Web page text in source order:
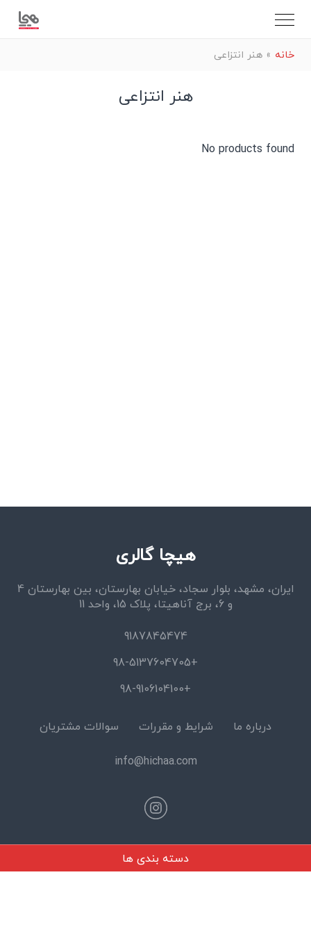
خانه » هنر انتزاعی
هنر انتزاعی
دسته بندی ها
No products found
هیچا گالری
ایران، مشهد، بلوار سجاد، خیابان بهارستان، بین بهارستان 4
و 6، برج آناهیتا، پلاک 15، واحد 11
9187845474
+98-5137604705
+98-9106104100
درباره ما
شرایط و مقررات
سوالات مشتریان
info@hichaa.com